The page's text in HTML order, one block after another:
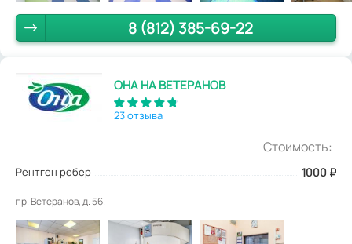
8 (812) 385-69-22
ОНА НА ВЕТЕРАНОВ
23 отзыва
Стоимость:
Рентген ребер 1000 ₽
пр. Ветеранов, д. 56.